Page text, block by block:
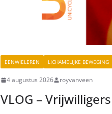
EENWIELEREN LICHAMELIJKE BEWEGING
4 augustus 2026 royvanveen
VLOG – Vrijwilligers